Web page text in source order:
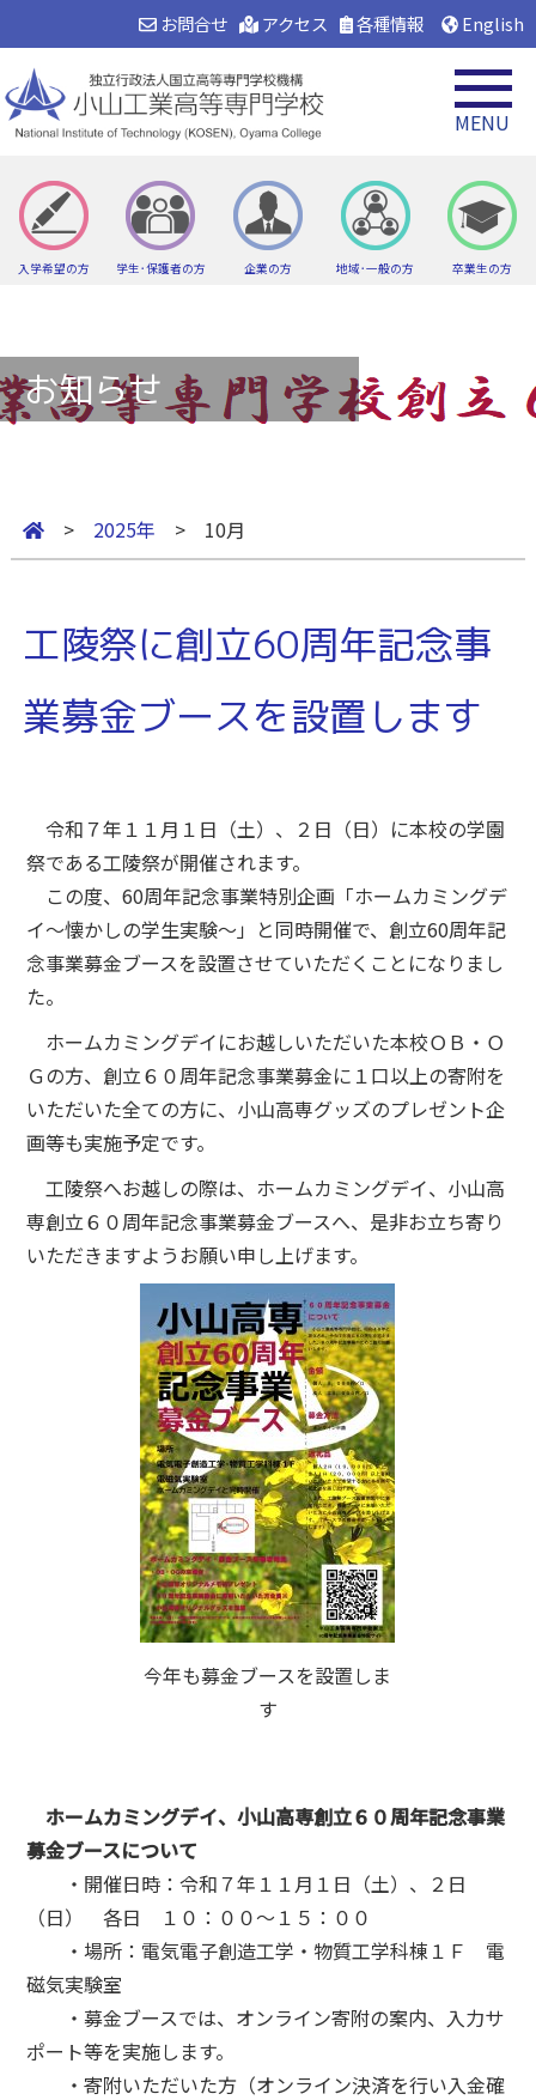
English
各種情報
アクセス
お問合せ
入学希望の方 学生･保護者の方 企業の方 地域･一般の方 卒業生の方
MENU
お知らせ
> 2025年 > 10月
工陵祭に創立60周年記念事
業募金ブースを設置します
令和７年１１月１日（土）、２日（日）に本校の学園
祭である工陵祭が開催されます。
この度、60周年記念事業特別企画「ホームカミングデ
イ～懐かしの学生実験～」と同時開催で、創立60周年記
念事業募金ブースを設置させていただくことになりまし
た。
ホームカミングデイにお越しいただいた本校ＯＢ・Ｏ
Ｇの方、創立６０周年記念事業募金に１口以上の寄附を
いただいた全ての方に、小山高専グッズのプレゼント企
画等も実施予定です。
工陵祭へお越しの際は、ホームカミングデイ、小山高
専創立６０周年記念事業募金ブースへ、是非お立ち寄り
いただきますようお願い申し上げます。
今年も募金ブースを設置しま
す
ホームカミングデイ、小山高専創立６０周年記念事業
募金ブースについて
・開催日時：令和７年１１月１日（土）、２日
（日） 各日 １０：００～１５：００
・場所：電気電子創造工学・物質工学科棟１Ｆ 電
磁気実験室
・募金ブースでは、オンライン寄附の案内、入力サ
ポート等を実施します。
・寄附いただいた方（オンライン決済を行い入金確